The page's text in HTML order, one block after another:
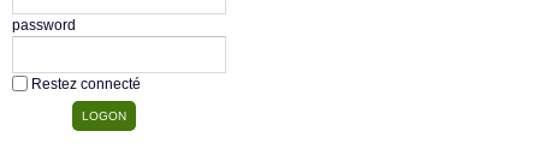
password
Restez connecté